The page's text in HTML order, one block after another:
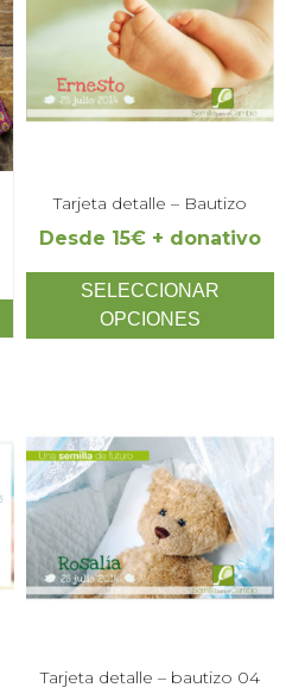
Tarjeta detalle – Bautizo
Desde 15€ + donativo
SELECCIONAR
OPCIONES
Tarjeta detalle – bautizo 04